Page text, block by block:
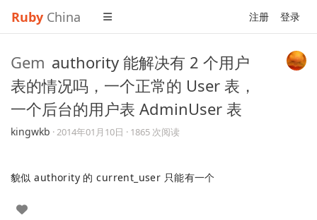
Ruby China 注册 登录
Gem authority 能解决有 2 个用户
表的情况吗，一个正常的 User 表，
一个后台的用户表 AdminUser 表
kingwkb ·2014年01月10日 · 1865 次阅读
貌似 authority 的 current_user 只能有一个